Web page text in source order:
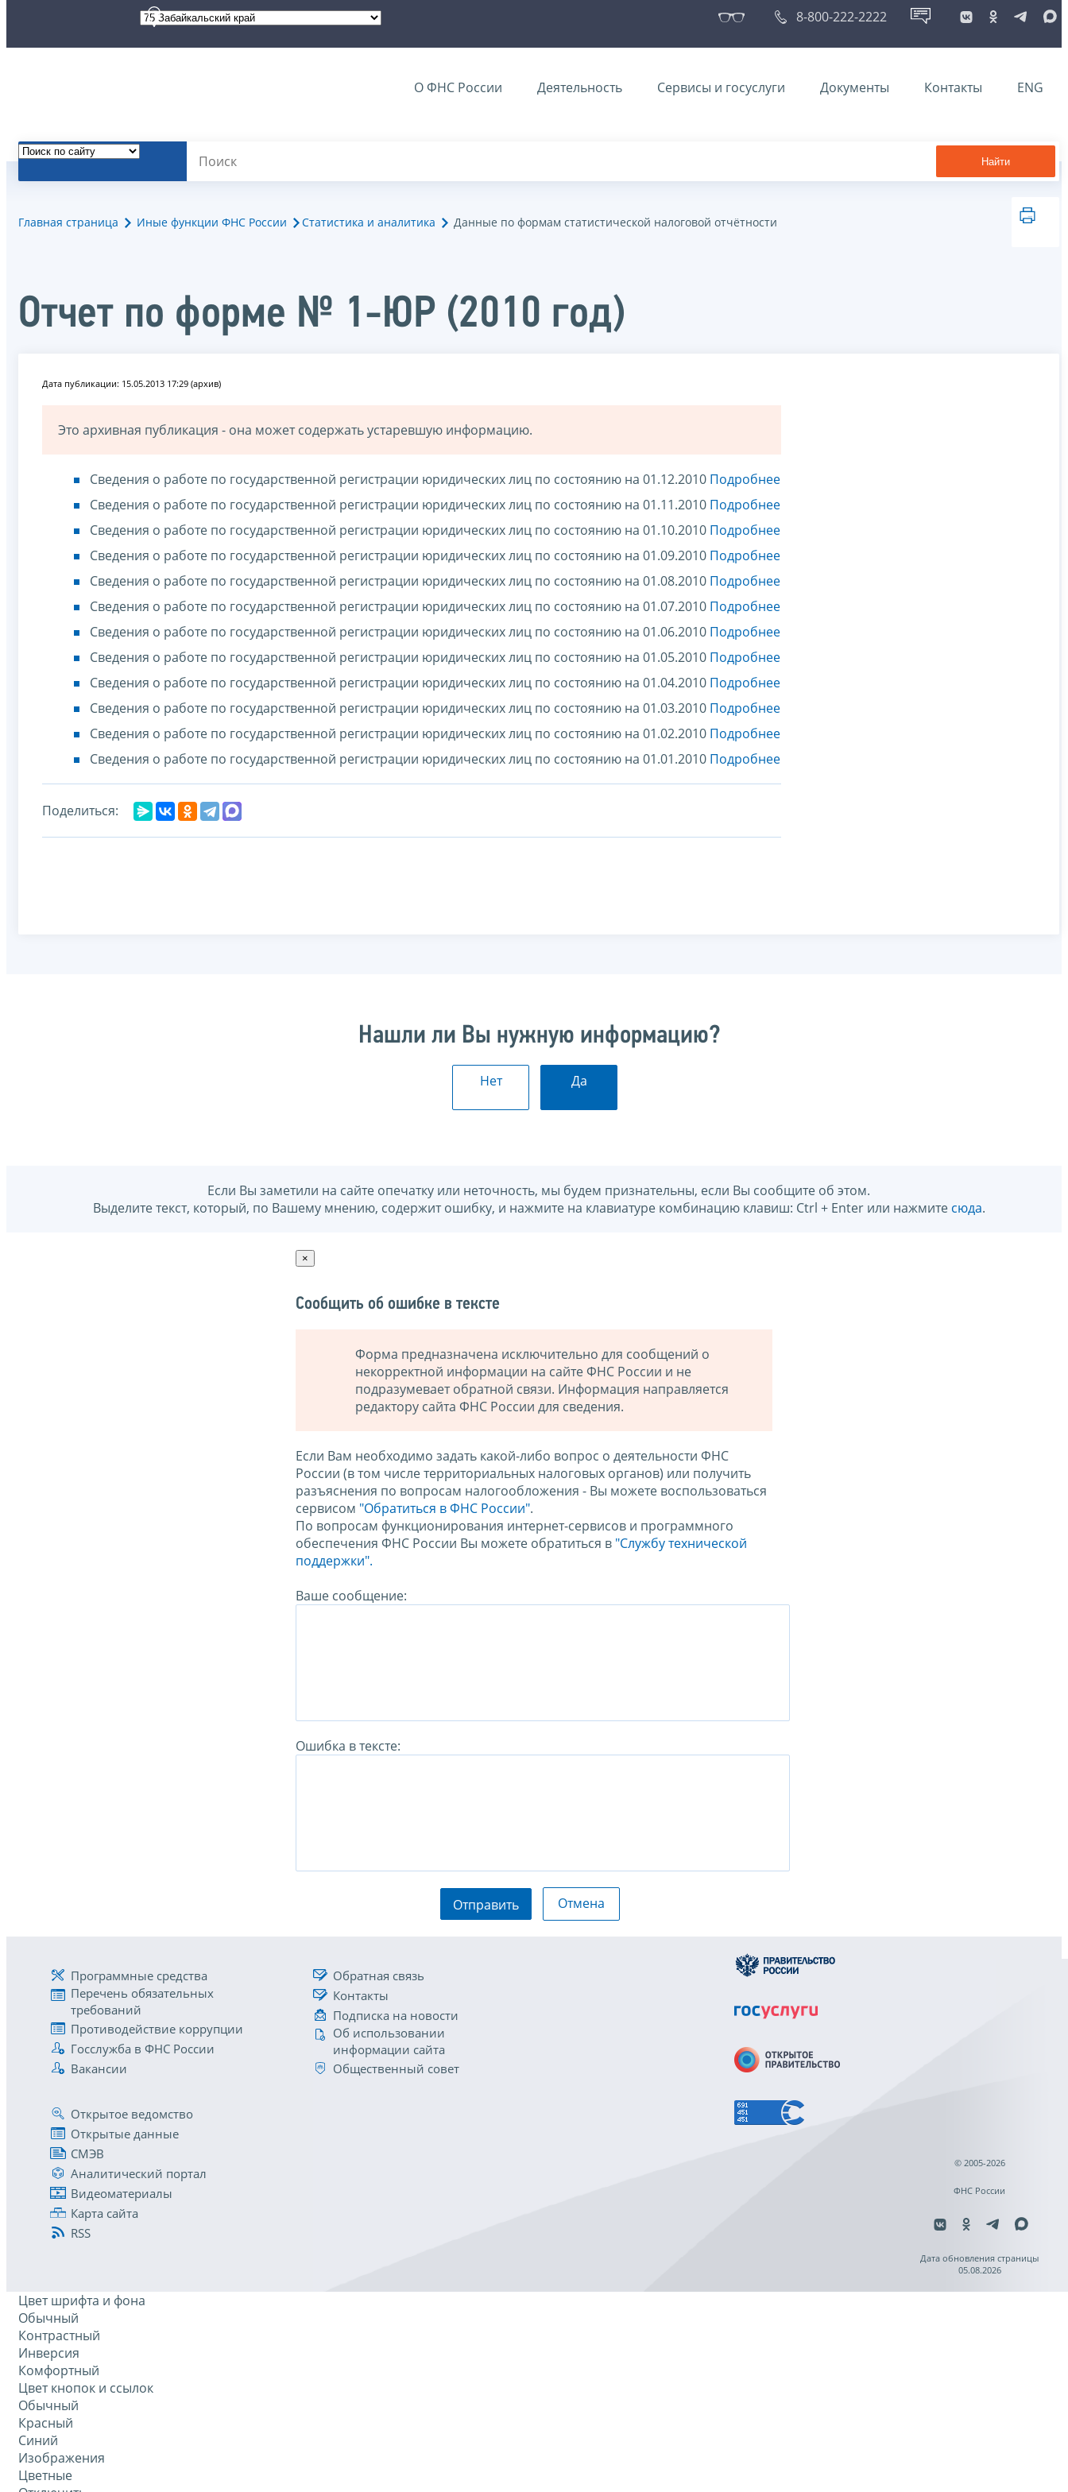
8-800-222-2222
О ФНС России Деятельность Сервисы и госуслуги Документы Контакты ENG
Найти
Главная страница Иные функции ФНС России Статистика и аналитика Данные по формам статистической налоговой отчётности
Отчет по форме № 1-ЮР (2010 год)
Дата публикации: 15.05.2013 17:29 (архив)
Это архивная публикация - она может содержать устаревшую информацию.
Сведения о работе по государственной регистрации юридических лиц по состоянию на 01.12.2010 Подробнее
Сведения о работе по государственной регистрации юридических лиц по состоянию на 01.11.2010 Подробнее
Сведения о работе по государственной регистрации юридических лиц по состоянию на 01.10.2010 Подробнее
Сведения о работе по государственной регистрации юридических лиц по состоянию на 01.09.2010 Подробнее
Сведения о работе по государственной регистрации юридических лиц по состоянию на 01.08.2010 Подробнее
Сведения о работе по государственной регистрации юридических лиц по состоянию на 01.07.2010 Подробнее
Сведения о работе по государственной регистрации юридических лиц по состоянию на 01.06.2010 Подробнее
Сведения о работе по государственной регистрации юридических лиц по состоянию на 01.05.2010 Подробнее
Сведения о работе по государственной регистрации юридических лиц по состоянию на 01.04.2010 Подробнее
Сведения о работе по государственной регистрации юридических лиц по состоянию на 01.03.2010 Подробнее
Сведения о работе по государственной регистрации юридических лиц по состоянию на 01.02.2010 Подробнее
Сведения о работе по государственной регистрации юридических лиц по состоянию на 01.01.2010 Подробнее
Поделиться:
Нашли ли Вы нужную информацию?
Нет Да
Если Вы заметили на сайте опечатку или неточность, мы будем признательны, если Вы сообщите об этом.
Выделите текст, который, по Вашему мнению, содержит ошибку, и нажмите на клавиатуре комбинацию клавиш: Ctrl + Enter или нажмите сюда.
×
Сообщить об ошибке в тексте
Форма предназначена исключительно для сообщений о
некорректной информации на сайте ФНС России и не
подразумевает обратной связи. Информация направляется
редактору сайта ФНС России для сведения.
Если Вам необходимо задать какой-либо вопрос о деятельности ФНС
России (в том числе территориальных налоговых органов) или получить
разъяснения по вопросам налогообложения - Вы можете воспользоваться
сервисом "Обратиться в ФНС России".
По вопросам функционирования интернет-сервисов и программного
обеспечения ФНС России Вы можете обратиться в "Службу технической
поддержки".
Ваше сообщение:
Ошибка в тексте:
Отправить Отмена
Программные средства
Перечень обязательных
требований
Противодействие коррупции
Госслужба в ФНС России
Вакансии
Обратная связь
Контакты
Подписка на новости
Об использовании
информации сайта
Общественный совет
Открытое ведомство
Открытые данные
СМЭВ
Аналитический портал
Видеоматериалы
Карта сайта
RSS
© 2005-2026
ФНС России
Дата обновления страницы
05.08.2026
Цвет шрифта и фона
Обычный
Контрастный
Инверсия
Комфортный
Цвет кнопок и ссылок
Обычный
Красный
Синий
Изображения
Цветные